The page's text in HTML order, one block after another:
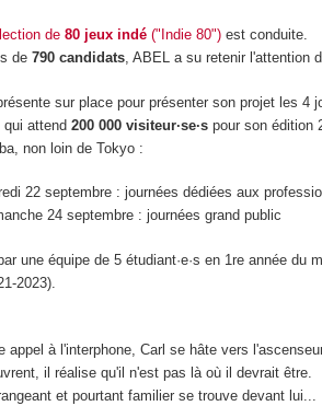
de80 jeux indé ("Indie 80") est conduite.
de790 candidats, ABEL a su retenir l'attention
sur place pour présenter son projet les 4
qui attend200 000 visiteur·se·s pour son édition
non loin de Tokyo :
22 septembre : journées dédiées aux
24 septembre : journées grand public
une équipe de 5 étudiant·e·s en 1re année du
2023).
appel à l'interphone, Carl se hâte vers
il réalise qu'il n'est pas là où il devrait être.
et pourtant familier se trouve devant lui...